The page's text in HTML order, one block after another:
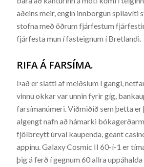
aðeins meir, engin innborgun spilavíti
stofna með öðrum fjárfestum
fjárfesta mun í fasteignum í Bretlandi.
RIFA Á FARSÍMA.
Það er slatti af meiðslum í gangi,
vinnu okkar var unnin fyrir gíg,
farsímanúmeri. Viðmiðið sem þetta er
algengt nafn að hámarki
fjölbreytt úrval kaupenda, geant
appinu. Galaxy Cosmic II 60-í-1 er
þig á ferð í gegnum 60 allra